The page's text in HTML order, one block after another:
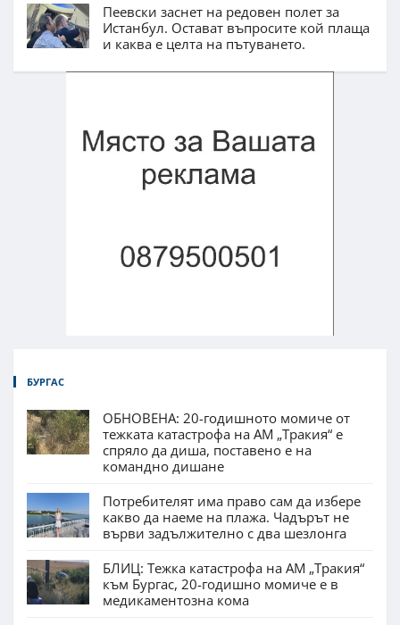
Пеевски заснет на редовен полет за
Истанбул. Остават въпросите кой плаща
и каква е целта на пътуването.
БУРГАС
ОБНОВЕНА: 20-годишното момиче от
тежката катастрофа на АМ „Тракия“ е
спряло да диша, поставено е на
командно дишане
Потребителят има право сам да избере
какво да наеме на плажа. Чадърът не
върви задължително с два шезлонга
БЛИЦ: Тежка катастрофа на АМ „Тракия“
към Бургас, 20-годишно момиче е в
медикаментозна кома